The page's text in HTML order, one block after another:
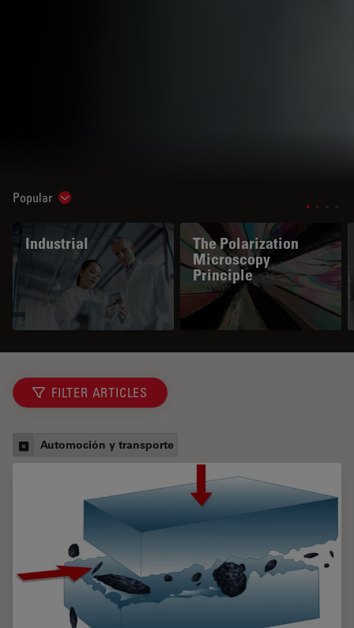
Popular Show subnavigation
Industrial
The Polarization
Microscopy
Principle
FILTER ARTICLES
Automoción y transporte